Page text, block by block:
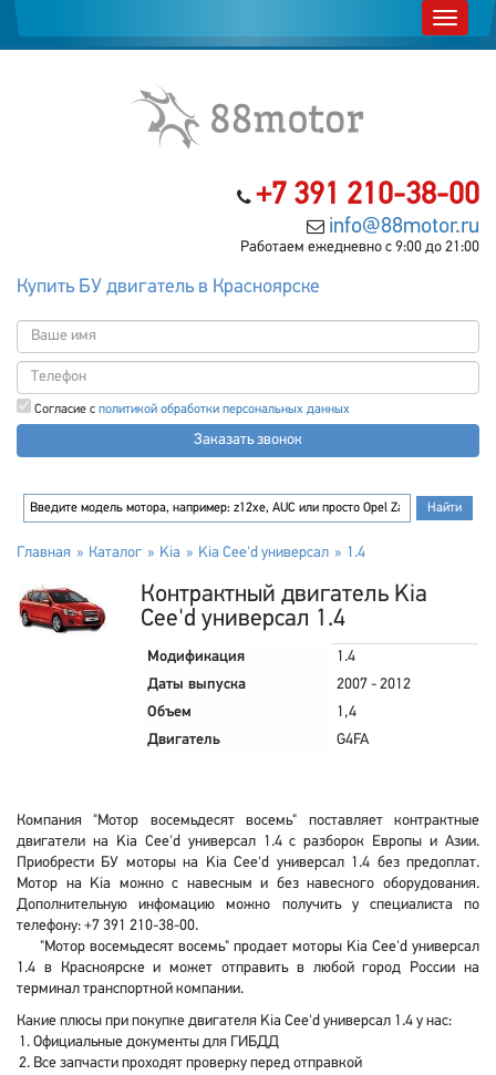
+7 391 210-38-00
info@88motor.ru
Работаем ежедневно с 9:00 до 21:00
Купить БУ двигатель в Красноярске
Согласие с политикой обработки персональных данных
Заказать звонок
Главная Каталог Kia Kia Cee'd универсал 1.4
Контрактный двигатель Kia
Cee'd универсал 1.4
Модификация
1.4
Даты выпуска
2007 - 2012
Объем
1,4
Двигатель
G4FA
Компания "Мотор восемьдесят восемь" поставляет контрактные
двигатели на Kia Cee'd универсал 1.4 с разборок Европы и Азии.
Приобрести БУ моторы на Kia Cee'd универсал 1.4 без предоплат.
Мотор на Kia можно с навесным и без навесного оборудования.
Дополнительную инфомацию можно получить у специалиста по
телефону: +7 391 210-38-00.
"Мотор восемьдесят восемь" продает моторы Kia Cee'd универсал
1.4 в Красноярске и может отправить в любой город России на
терминал транспортной компании.
Какие плюсы при покупке двигателя Kia Cee'd универсал 1.4 у нас:
Официальные документы для ГИБДД
Все запчасти проходят проверку перед отправкой